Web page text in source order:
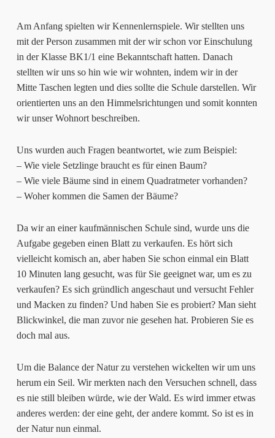
Am Anfang spielten wir Kennenlernspiele. Wir stellten uns
mit der Person zusammen mit der wir schon vor Einschulung
in der Klasse BK1/1 eine Bekanntschaft hatten. Danach
stellten wir uns so hin wie wir wohnten, indem wir in der
Mitte Taschen legten und dies sollte die Schule darstellen. Wir
orientierten uns an den Himmelsrichtungen und somit konnten
wir unser Wohnort beschreiben.
Uns wurden auch Fragen beantwortet, wie zum Beispiel:
– Wie viele Setzlinge braucht es für einen Baum?
– Wie viele Bäume sind in einem Quadratmeter vorhanden?
– Woher kommen die Samen der Bäume?
Da wir an einer kaufmännischen Schule sind, wurde uns die
Aufgabe gegeben einen Blatt zu verkaufen. Es hört sich
vielleicht komisch an, aber haben Sie schon einmal ein Blatt
10 Minuten lang gesucht, was für Sie geeignet war, um es zu
verkaufen? Es sich gründlich angeschaut und versucht Fehler
und Macken zu finden? Und haben Sie es probiert? Man sieht
Blickwinkel, die man zuvor nie gesehen hat. Probieren Sie es
doch mal aus.
Um die Balance der Natur zu verstehen wickelten wir um uns
herum ein Seil. Wir merkten nach den Versuchen schnell, dass
es nie still bleiben würde, wie der Wald. Es wird immer etwas
anderes werden: der eine geht, der andere kommt. So ist es in
der Natur nun einmal.